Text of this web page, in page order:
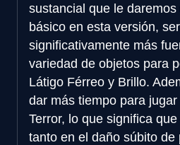
sustancial que le
básico en esta versión,
significativamente más
variedad de objetos para
Látigo Férreo y Brillo.
dar más tiempo para
Terror, lo que significa
tanto en el daño súbito de